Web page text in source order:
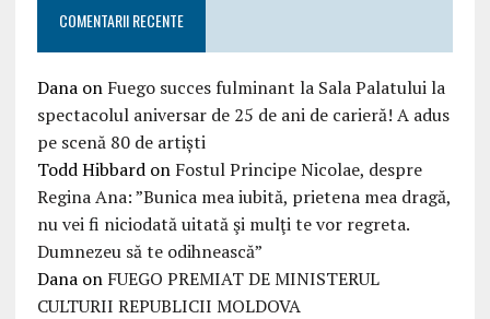
COMENTARII RECENTE
Danaon Fuego succes fulminant la Sala Palatului la
spectacolul aniversar de 25 de ani de carieră! A adus
pe scenă 80 de artiști
Todd Hibbardon Fostul Principe Nicolae, despre
Regina Ana: ”Bunica mea iubită, prietena mea dragă,
nu vei fi niciodată uitată şi mulţi te vor regreta.
Dumnezeu să te odihnească”
Danaon FUEGO PREMIAT DE MINISTERUL
CULTURII REPUBLICII MOLDOVA